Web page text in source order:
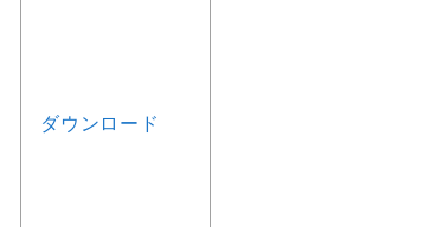
ダウンロード